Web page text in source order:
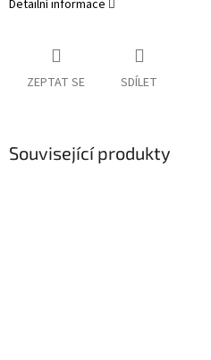
Detailní informace
ZEPTAT SE SDÍLET
Související produkty